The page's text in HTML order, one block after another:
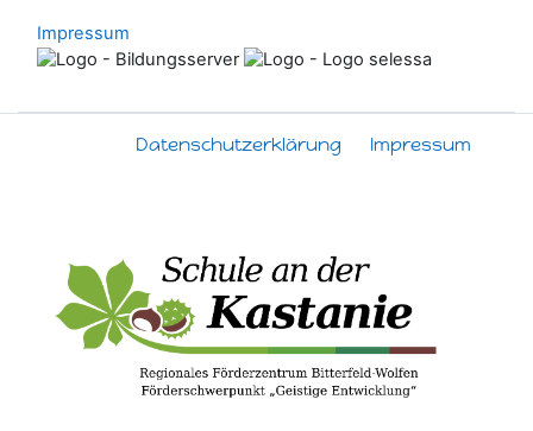
Impressum
Datenschutzerklärung Impressum